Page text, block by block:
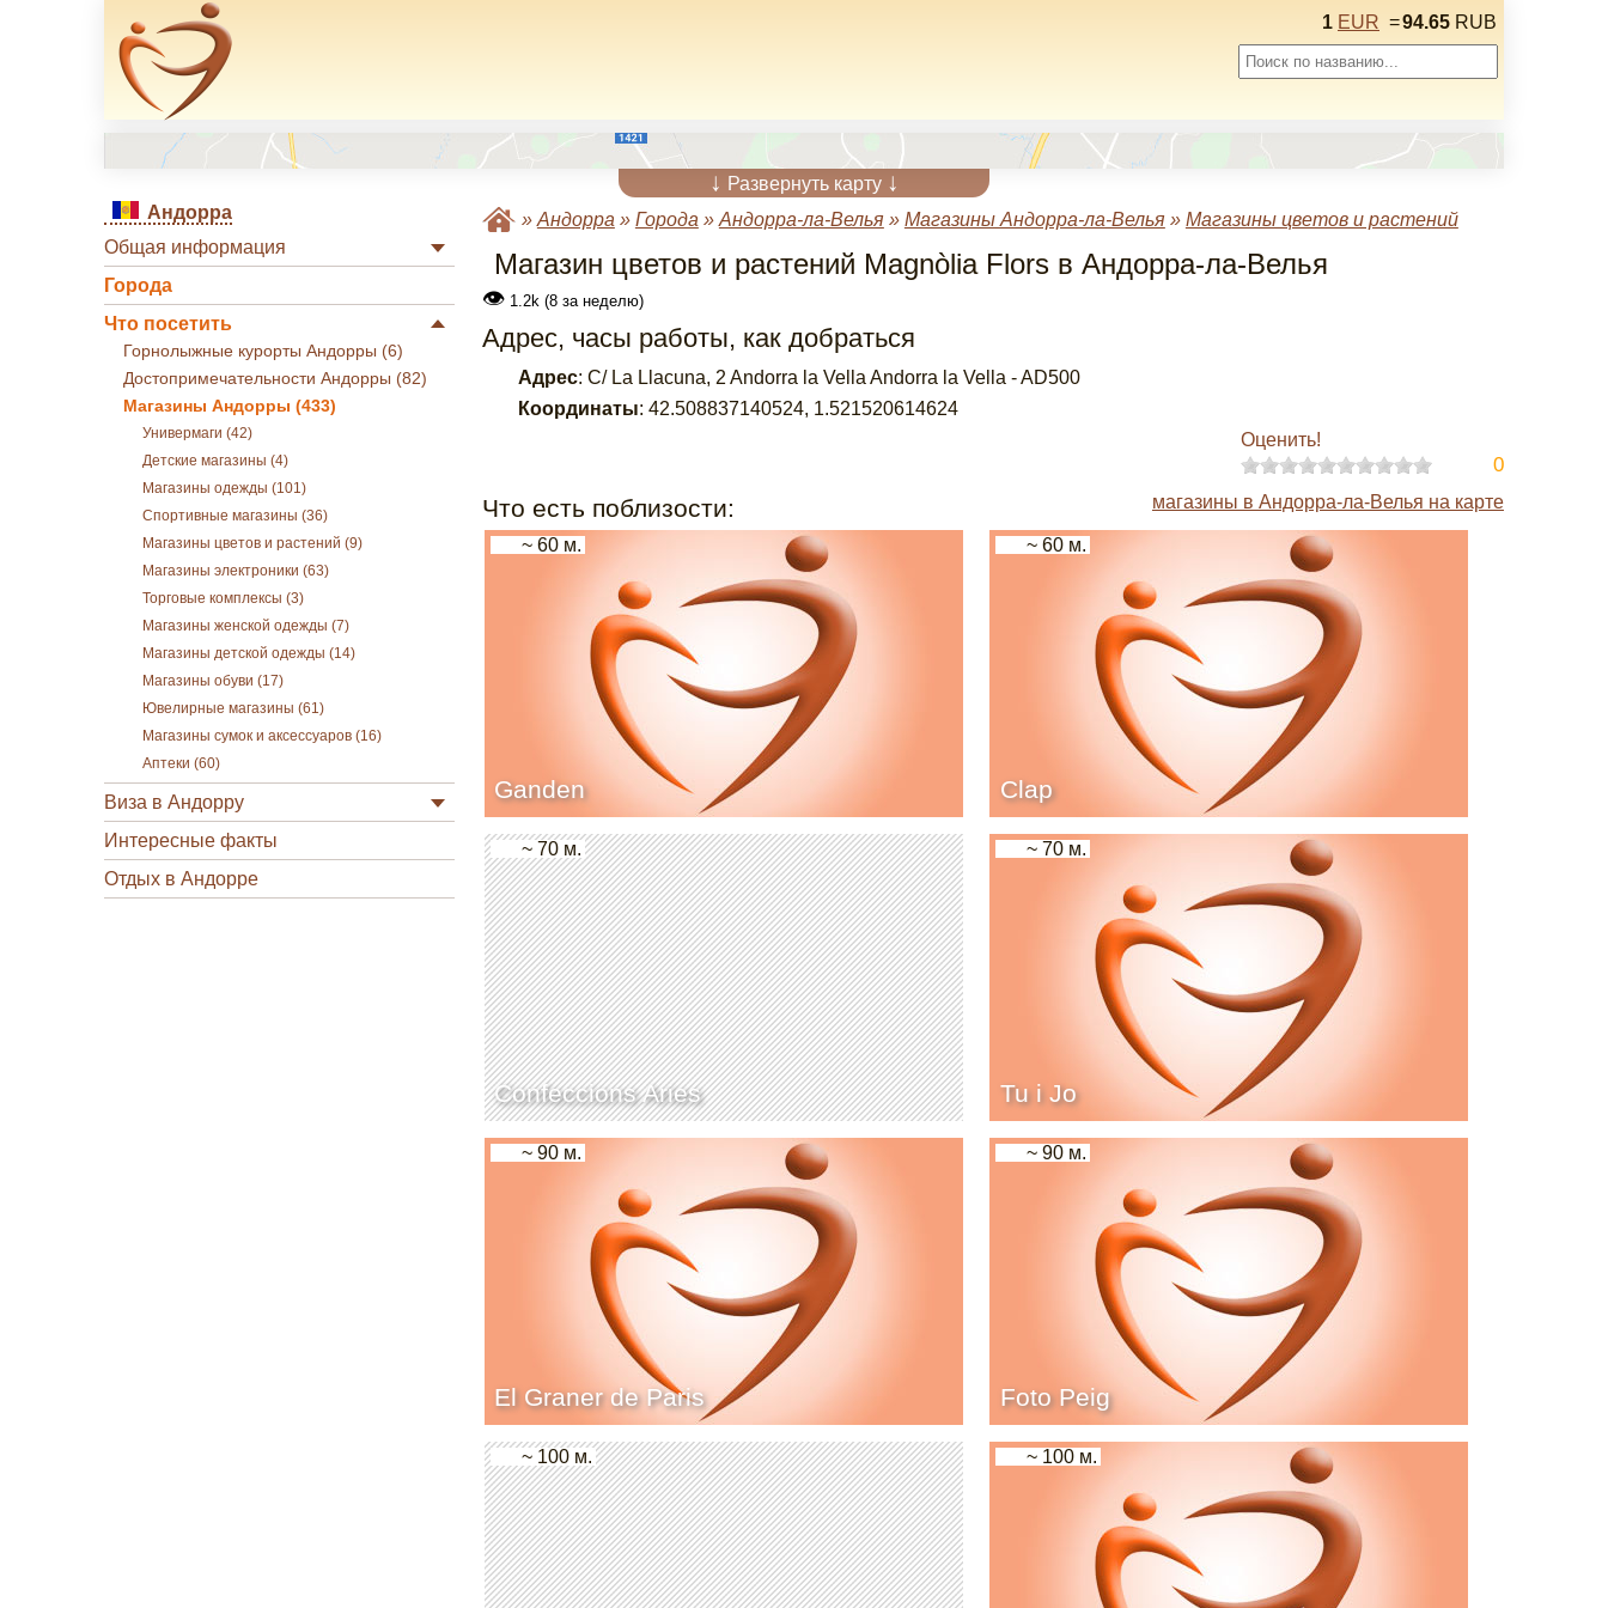
1 EUR =94.65 RUB
↓ Развернуть карту ↓
Андорра
Общая информация
Города
Что посетить
Горнолыжные курорты Андорры (6)
Достопримечательности Андорры (82)
Магазины Андорры (433)
Универмаги (42)
Детские магазины (4)
Магазины одежды (101)
Спортивные магазины (36)
Магазины цветов и растений (9)
Магазины электроники (63)
Торговые комплексы (3)
Магазины женской одежды (7)
Магазины детской одежды (14)
Магазины обуви (17)
Ювелирные магазины (61)
Магазины сумок и аксессуаров (16)
Аптеки (60)
Виза в Андорру
Интересные факты
Отдых в Андорре
» Андорра » Города » Андорра-ла-Велья» Магазины Андорра-ла-Велья» Магазины цветов и растений
Магазин цветов и растений Magnòlia Flors в Андорра-ла-Велья
👁1.2k (8 за неделю)
Адрес, часы работы, как добраться
Адрес: C/ La Llacuna, 2 Andorra la Vella Andorra la Vella - AD500
Координаты: 42.508837140524, 1.521520614624
Оценить!
0
Что есть поблизости: магазины в Андорра-ла-Велья на карте
Ganden
~ 60 м.
Clap
~ 60 м.
Confeccions Aries
~ 70 м.
Tu i Jo
~ 70 м.
El Graner de Paris
~ 90 м.
Foto Peig
~ 90 м.
~ 100 м. ~ 100 м.